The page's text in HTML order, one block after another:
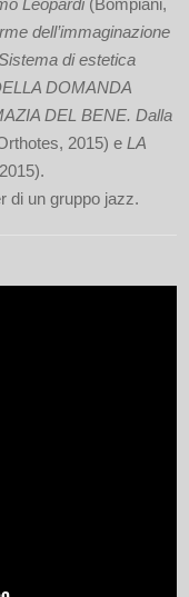
Leopardi (Bompiani,
dell’immaginazione
di estetica
DOMANDA
DEL BENE. Dalla
2015) eLA
di un gruppo jazz.